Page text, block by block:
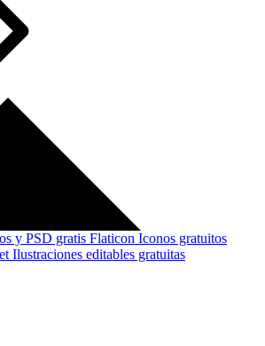
y PSD gratis Flaticon Iconos gratuitos
Ilustraciones editables gratuitas